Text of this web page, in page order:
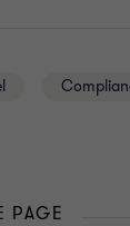
PAGE